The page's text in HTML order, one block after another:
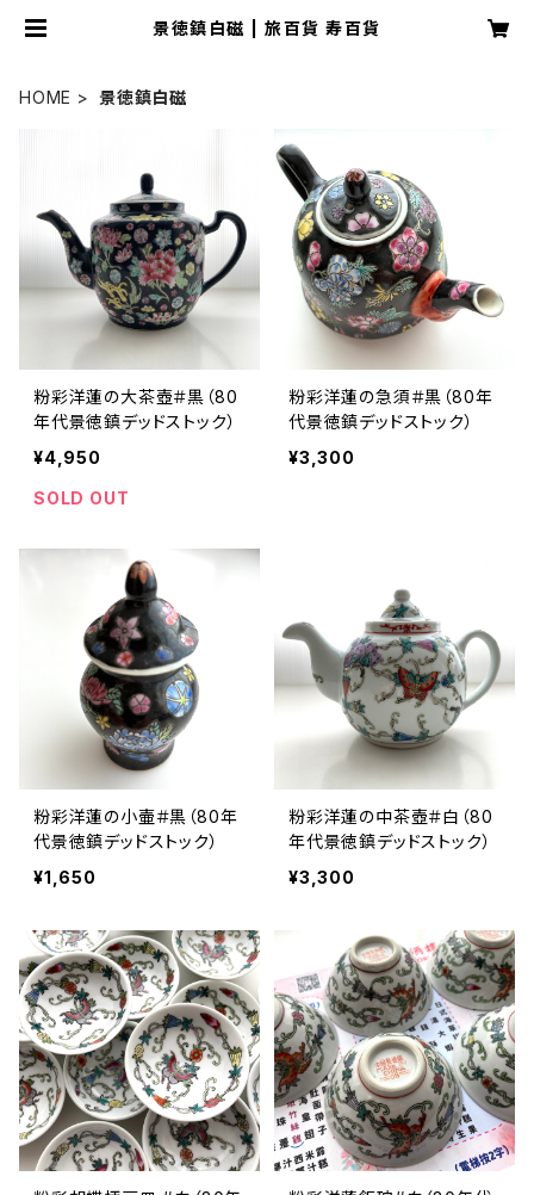
景徳鎮白磁 | 旅百貨 寿百貨
HOME 景徳鎮白磁
粉彩洋蓮の大茶壺＃黒（80
年代景徳鎮デッドストック）
¥4,950
SOLD OUT
粉彩洋蓮の急須＃黒（80年
代景徳鎮デッドストック）
¥3,300
粉彩洋蓮の小壷＃黒（80年
代景徳鎮デッドストック）
¥1,650
粉彩洋蓮の中茶壺＃白（80
年代景徳鎮デッドストック）
¥3,300